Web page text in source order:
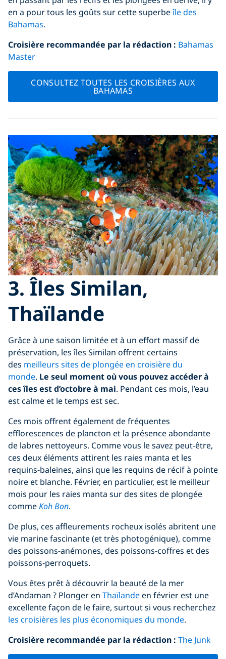
en a pour tous les goûts sur cette superbeîle des
Bahamas.
Croisière recommandée par la rédaction: Bahamas
Master
CONSULTEZ TOUTES LES CROISIÈRES AUX
BAHAMAS
3. Îles Similan,
Thaïlande
Grâce à une saison limitée et à un effort massif de
préservation, les îles Similan offrent certains
des meilleurs sites de plongée en croisière du
monde. Le seul moment où vous pouvez accéder à
ces îles est d’octobre à mai. Pendant ces mois, l’eau
est calme et le temps est sec.
Ces mois offrent également de fréquentes
efflorescences de plancton et la présence abondante
de labres nettoyeurs. Comme vous le savez peut-être,
ces deux éléments attirent les raies manta et les
requins-baleines, ainsi que les requins de récif à pointe
noire et blanche. Février, en particulier, est le meilleur
mois pour les raies manta sur des sites de plongée
commeKoh Bon.
De plus, ces affleurements rocheux isolés abritent une
vie marine fascinante (et très photogénique), comme
des poissons-anémones, des poissons-coffres et des
poissons-perroquets.
Vous êtes prêt à découvrir la beauté de la mer
d’Andaman ? Plonger en Thaïlandeen février est une
excellente façon de le faire, surtout si vous recherchez
les croisières les plus économiques du monde.
Croisière recommandée par la rédaction: The Junk